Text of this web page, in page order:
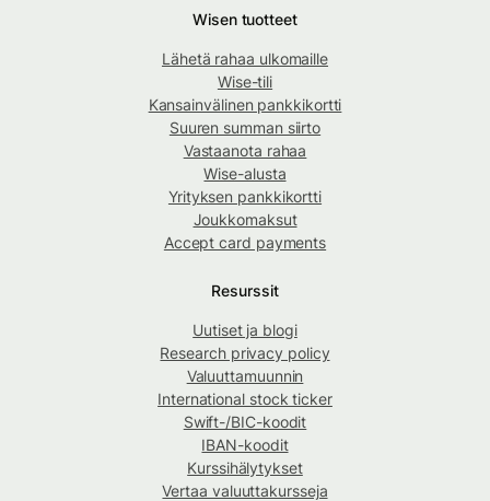
Wisen tuotteet
Lähetä rahaa ulkomaille
Wise-tili
Kansainvälinen pankkikortti
Suuren summan siirto
Vastaanota rahaa
Wise-alusta
Yrityksen pankkikortti
Joukkomaksut
Accept card payments
Resurssit
Uutiset ja blogi
Research privacy policy
Valuuttamuunnin
International stock ticker
Swift-/BIC-koodit
IBAN-koodit
Kurssihälytykset
Vertaa valuuttakursseja